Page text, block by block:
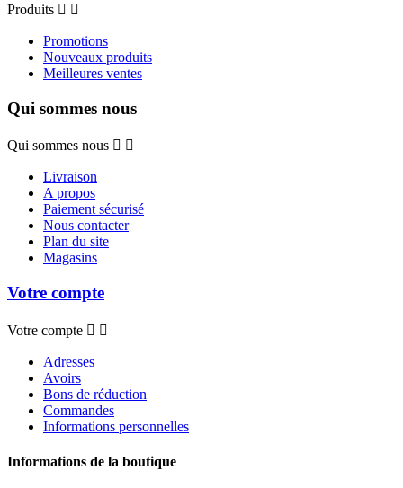
Produits  
Promotions
Nouveaux produits
Meilleures ventes
Qui sommes nous
Qui sommes nous  
Livraison
A propos
Paiement sécurisé
Nous contacter
Plan du site
Magasins
Votre compte
Votre compte  
Adresses
Avoirs
Bons de réduction
Commandes
Informations personnelles
Informations de la boutique